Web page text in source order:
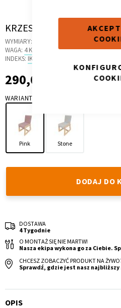
Skip
the
beginning
the
images
gallery
KRZESEŁKO ERGO SOFT
WYMIARY:
WAGA: 4 KG
INDEKS: IK.12
290,00 zł
290,00 zł
WARIANT
Pink Stone
DODAJ DO
DOSTAWA
4 Tygodnie
O MONTAŻ SIĘ NIE MARTW!
Nasza ekipa wykona go za Ciebie.
CHCESZ ZOBACZYĆ PRODUKT NA
Sprawdź, gdzie jest nasz najbliższy
OPIS
Toaletka
Krzesło i fotel